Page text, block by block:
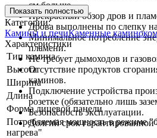
см больше.
Прекрасный обзор дров и
Дрова выполнены по слепку
Минимальное потребление
пламени.
Не требует дымоходов и
Отсутствие продуктов
каминов.
Подключение устройства
розетке (обязательно лишь
Безопасность эксплуатации.
Долгий срок
Показать полностью
Категории:
Камины и печиКаменные
Характеристики
Тип камина
Высота
Ширина
Длина
Форма лицевой панели
Потребляемая мощность в режиме
нагрева"